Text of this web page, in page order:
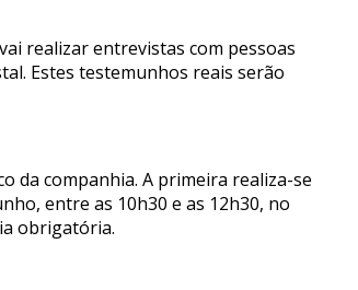
realizar entrevistas com pessoas
Estes testemunhos reais serão
da companhia. A primeira realiza-se
entre as 10h30 e as 12h30, no
obrigatória.